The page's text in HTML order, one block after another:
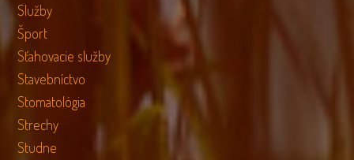
Služby
Šport
Sťahovacie služby
Stavebníctvo
Stomatológia
Strechy
Studne